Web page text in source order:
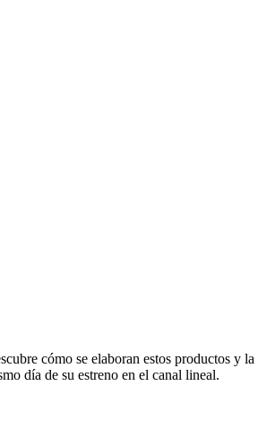
cómo se elaboran estos productos y
día de su estreno en el canal lineal.